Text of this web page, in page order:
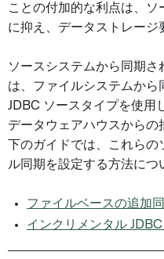
ことの付加的な利点は、
に抑え、データストレージ
ソースシステムから同期さ
は、ファイルシステムか
JDBC ソースタイプを使用
データウェアハウスからの
下のガイドでは、これら
ル同期を設定する方法につ
ファイルベースの追加
インクリメンタル JDBC